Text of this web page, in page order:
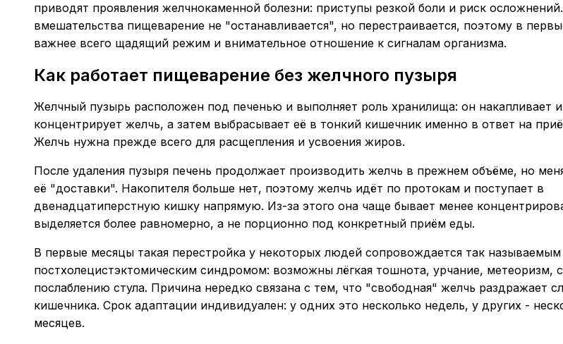
приводят проявления желчнокаменной болезни: приступы резкой боли и риск
вмешательства пищеварение не "останавливается", но перестраивается, поэтому в
важнее всего щадящий режим и внимательное отношение к сигналам организма.
Как работает пищеварение без желчного пузыря
Желчный пузырь расположен под печенью и выполняет роль хранилища: он накапливает и
концентрирует желчь, а затем выбрасывает её в тонкий кишечник именно в ответ на
Желчь нужна прежде всего для расщепления и усвоения жиров.
После удаления пузыря печень продолжает производить желчь в прежнем объёме, но
её "доставки". Накопителя больше нет, поэтому желчь идёт по протокам и поступает в
двенадцатиперстную кишку напрямую. Из-за этого она чаще бывает менее
выделяется более равномерно, а не порционно под конкретный приём еды.
В первые месяцы такая перестройка у некоторых людей сопровождается так называемым
постхолецистэктомическим синдромом: возможны лёгкая тошнота, урчание, метеоризм,
послаблению стула. Причина нередко связана с тем, что "свободная" желчь раздражает
кишечника. Срок адаптации индивидуален: у одних это несколько недель, у других -
месяцев.